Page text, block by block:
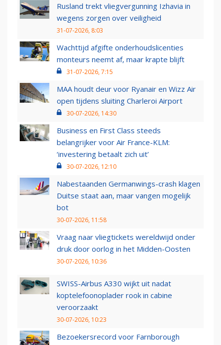
Rusland trekt vliegvergunning Izhavia in
wegens zorgen over veiligheid
31-07-2026, 8:03
Wachttijd afgifte onderhoudslicenties
monteurs neemt af, maar krapte blijft
31-07-2026, 7:15
MAA houdt deur voor Ryanair en Wizz Air
open tijdens sluiting Charleroi Airport
30-07-2026, 14:30
Business en First Class steeds
belangrijker voor Air France-KLM:
‘investering betaalt zich uit’
30-07-2026, 12:10
Nabestaanden Germanwings-crash klagen
Duitse staat aan, maar vangen mogelijk
bot
30-07-2026, 11:58
Vraag naar vliegtickets wereldwijd onder
druk door oorlog in het Midden-Oosten
30-07-2026, 10:36
SWISS-Airbus A330 wijkt uit nadat
koptelefoonoplader rook in cabine
veroorzaakt
30-07-2026, 10:23
Bezoekersrecord voor Farnborough